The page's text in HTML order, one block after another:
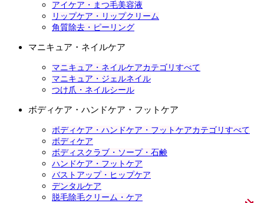
アイケア・まつ毛美容液
リップケア・リップクリーム
角質除去・ピーリング
マニキュア・ネイルケア
マニキュア・ネイルケアカテゴリすべて
マニキュア・ジェルネイル
つけ爪・ネイルシール
ボディケア・ハンドケア・フットケア
ボディケア・ハンドケア・フットケアカテゴリすべて
ボディケア
ボディスクラブ・ソープ・石鹸
ハンドケア・フットケア
バストアップ・ヒップケア
デンタルケア
脱毛除毛クリーム・ケア